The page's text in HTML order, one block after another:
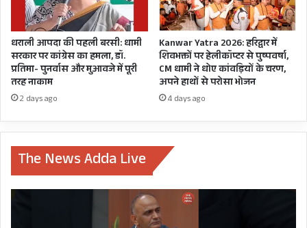
धराली आपदा की पहली बरसी: धामी
सरकार पर कांग्रेस का हमला, डॉ.
प्रतिमा- पुनर्वास और मुआवजे में पूरी
तरह नाकाम
2 days ago
Kanwar Yatra 2026: हरिद्वार में
शिवभक्तों पर हेलीकॉप्टर से पुष्पवर्षा,
CM धामी ने धोए कांवड़ियों के चरण,
अपने हाथों से परोसा भोजन
4 days ago
The News Adda Live